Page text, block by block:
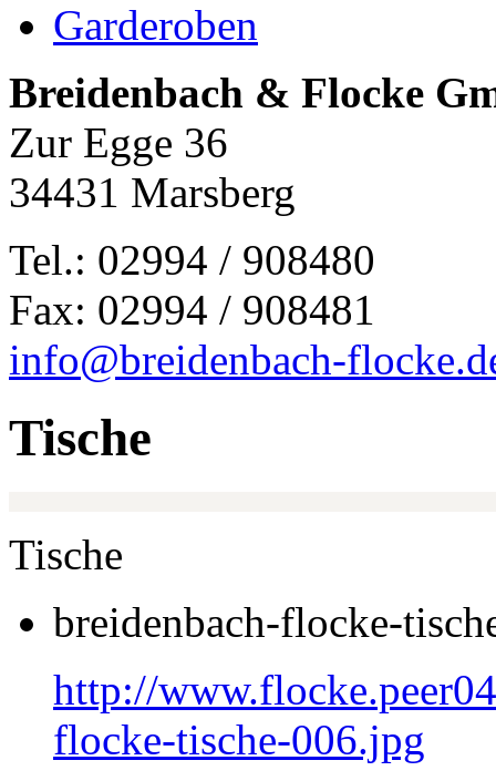
Garderoben
Breidenbach & Flocke
Zur Egge 36
34431 Marsberg
Tel.: 02994 / 908480
Fax: 02994 / 908481
info@breidenbach-
Tische
Tische
breidenbach-flocke-
http://
flocke-tische-006.jpg